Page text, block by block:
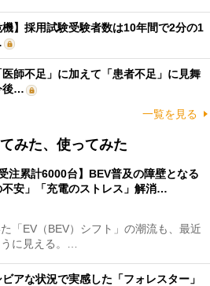
機】採用試験受験者数は10年間で2分の1
医師不足」に加えて「患者不足」に見舞
後…
一覧を見る
みた、使ってみた
注累計6000台】BEV普及の障壁となる
不安」「充電のストレス」解消…
「EV（BEV）シフト」の潮流も、最近
に見える。…
アな状況で実感した「フォレスター」